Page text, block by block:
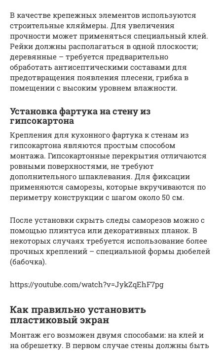
В качестве крепежных элементов используются
строительные кляймеры. Для увеличения
прочности может применяться специальный клей.
Рейки должны располагаться в одной плоскости;
деревянные – требуется предварительно
обработать антисептическими составами для
предотвращения появления плесени, грибка в
помещении с высоким уровнем влажности.
Установка фартука на стену из
гипсокартона
Крепления для кухонного фартука к стенам из
гипсокартона являются простым способом
монтажа. Гипсокартонные перекрытия отличаются
ровными поверхностями, не требуют
дополнительного шпаклевания. Для фиксации
применяются саморезы, которые вкручиваются по
периметру конструкции с шагом около 50 см.
После установки скрыть следы саморезов можно с
помощью плинтуса или декоративных планок. В
некоторых случаях требуется использование более
прочных креплений – специальной формы дюбелей
(бабочка).
https://youtube.com/watch?v=JykZqEhF7pg
Как правильно установить
пластиковый экран
Монтаж его возможен двумя способами: на клей и
на обрешетку. В первом случае стены должны быть